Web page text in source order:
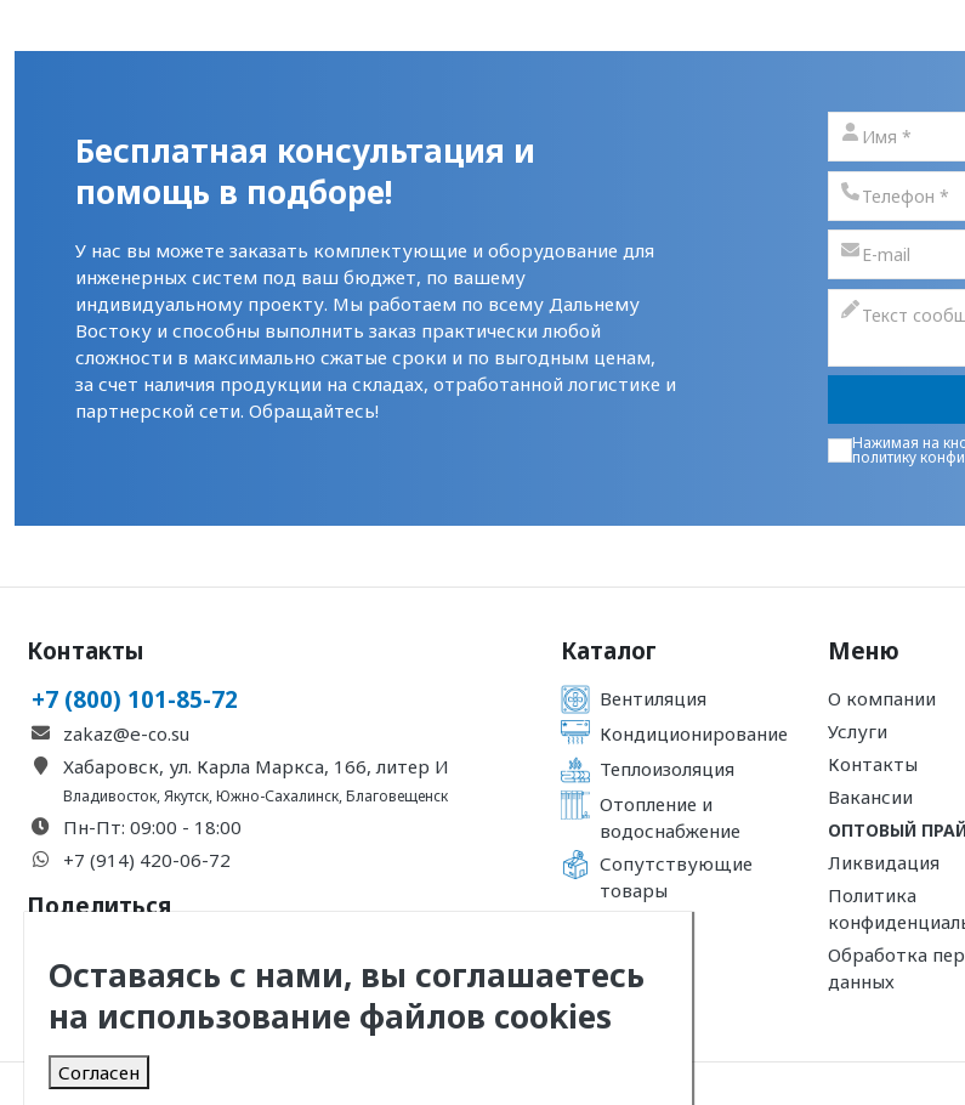
Бесплатная консультация и
помощь в подборе!
У нас вы можете заказать комплектующие и оборудование для
инженерных систем под ваш бюджет, по вашему
индивидуальному проекту. Мы работаем по всему Дальнему
Востоку и способны выполнить заказ практически любой
сложности в максимально сжатые сроки и по выгодным ценам,
за счет наличия продукции на складах, отработанной логистике и
партнерской сети. Обращайтесь!
Нажимая на
политику
Контакты
+7 (800) 101-85-72
zakaz@e-co.su
Хабаровск, ул. Карла Маркса, 166, литер И
Владивосток,Якутск,Южно-Сахалинск,Благовещенск
Пн-Пт: 09:00 - 18:00
+7 (914) 420-06-72
Поделиться
Каталог
Вентиляция
Кондиционирование
Теплоизоляция
Отопление и
водоснабжение
Сопутствующие
товары
Меню
О компании
Услуги
Контакты
Вакансии
ОПТОВЫЙ
Ликвидация
Политика
Обработка
данных
Оставаясь с нами, вы соглашаетесь
на использование файлов cookies
Согласен